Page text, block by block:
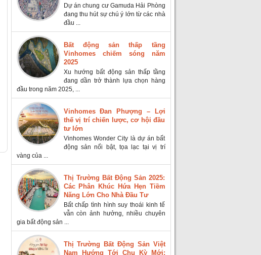
Dự án chung cư Gamuda Hải Phòng
đang thu hút sự chú ý lớn từ các nhà
đầu ...
Bất động sản thấp tầng
Vinhomes chiếm sóng năm
2025
Xu hướng bất động sản thấp tầng
đang dần trở thành lựa chọn hàng
đầu trong năm 2025, ...
Vinhomes Đan Phượng – Lợi
thế vị trí chiến lược, cơ hội đầu
tư lớn
Vinhomes Wonder City là dự án bất
động sản nổi bật, tọa lạc tại vị trí
vàng của ...
Thị Trường Bất Động Sản 2025:
Các Phân Khúc Hứa Hẹn Tiềm
Năng Lớn Cho Nhà Đầu Tư
Bất chấp tình hình suy thoái kinh tế
vẫn còn ảnh hưởng, nhiều chuyên
gia bất động sản ...
Thị Trường Bất Động Sản Việt
Nam Hướng Tới Chu Kỳ Mới: